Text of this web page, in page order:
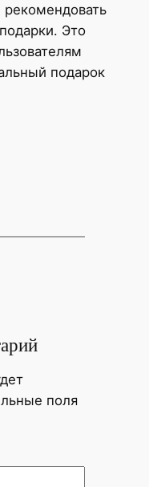
рекомендовать
Это
подарок
поля